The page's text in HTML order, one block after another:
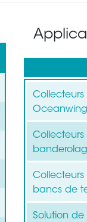
bancs de
Solution